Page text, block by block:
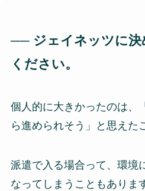
── ジェイネッツに決
ください。
個人的に大きかったのは、
ら進められそう」と思えた
派遣で入る場合って、環境
なってしまうこともありま